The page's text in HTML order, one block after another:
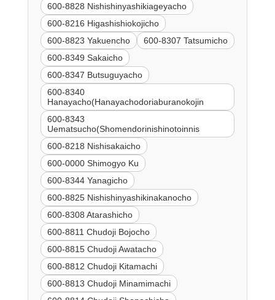
600-8828 Nishishinyashikiageyacho
600-8216 Higashishiokojicho
600-8823 Yakuencho
600-8307 Tatsumicho
600-8349 Sakaicho
600-8347 Butsuguyacho
600-8340
Hanayacho(Hanayachodoriaburanokojin
600-8343
Uematsucho(Shomendorinishinotoinnis
600-8218 Nishisakaicho
600-0000 Shimogyo Ku
600-8344 Yanagicho
600-8825 Nishishinyashikinakanocho
600-8308 Atarashicho
600-8811 Chudoji Bojocho
600-8815 Chudoji Awatacho
600-8812 Chudoji Kitamachi
600-8813 Chudoji Minamimachi